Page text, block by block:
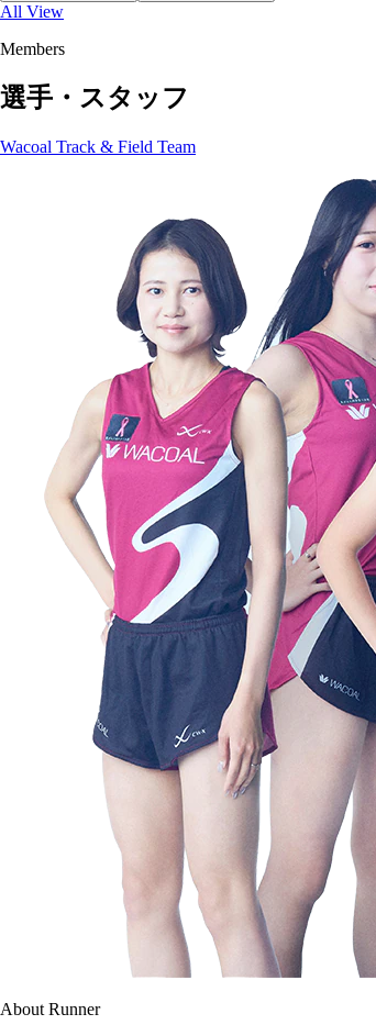
All View
Members
選手・スタッフ
Wacoal Track & Field Team
About Runner